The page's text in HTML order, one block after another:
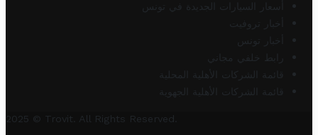
أسعار السيارات الجديدة في تونس
أخبار تروفيت
أخبار تونس
رابط خلفي مجاني
قائمة الشركات الأهلية المحلية
قائمة الشركات الأهلية الجهوية
2025 © Trovit. All Rights Reserved.